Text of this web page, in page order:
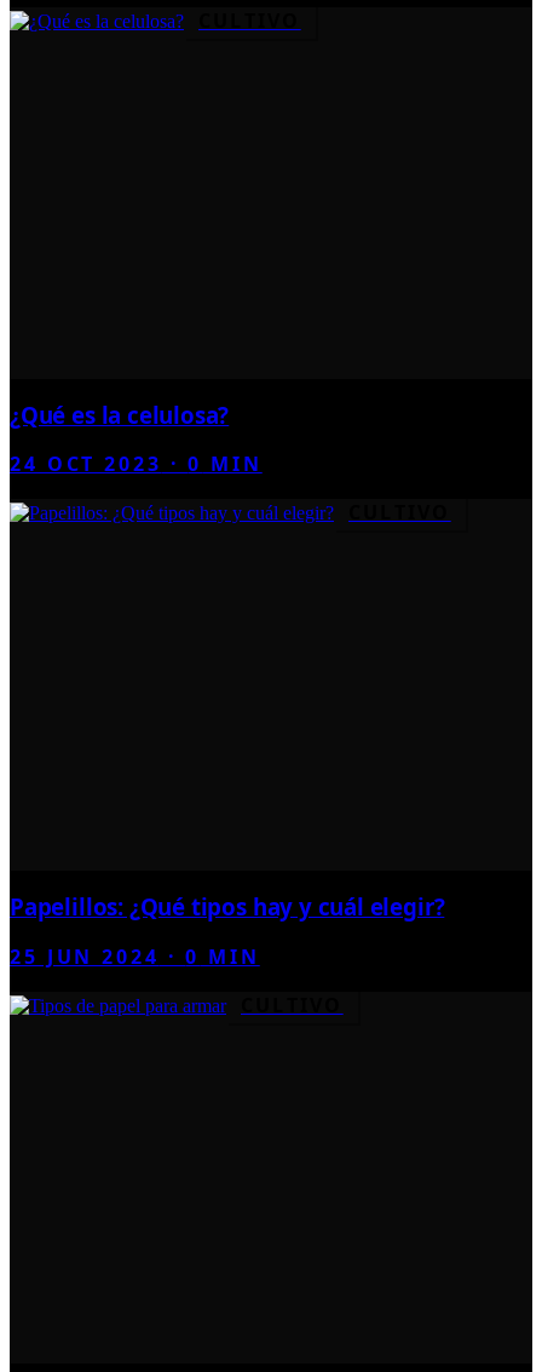
¿Qué es la celulosa?
24 OCT 2023 ·0 MIN
Papelillos: ¿Qué tipos hay y cuál elegir?
25 JUN 2024 ·0 MIN